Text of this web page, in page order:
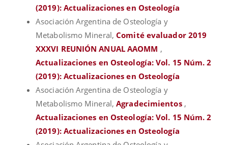
(2019): Actualizaciones en Osteología
Asociación Argentina de Osteología y
Metabolismo Mineral,Comité evaluador 2019
XXXVI REUNIÓN ANUAL AAOMM ,
Actualizaciones en Osteología: Vol. 15 Núm. 2
(2019): Actualizaciones en Osteología
Asociación Argentina de Osteología y
Metabolismo Mineral,Agradecimientos ,
Actualizaciones en Osteología: Vol. 15 Núm. 2
(2019): Actualizaciones en Osteología